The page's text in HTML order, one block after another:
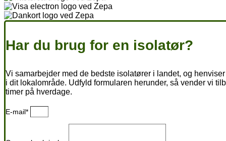
Har du brug for en isolatør?
Vi samarbejder med de bedste isolatører i landet, og
i dit lokalområde. Udfyld formularen herunder, så vender vi
timer på hverdage.
E-mail*